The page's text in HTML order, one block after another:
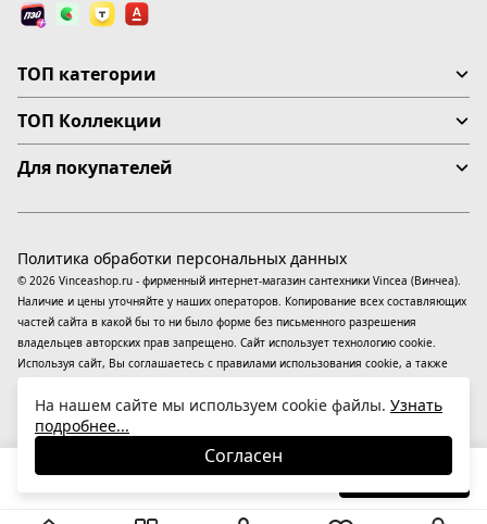
9 690₽ В корзину
ТОП категории
ТОП Коллекции
Для покупателей
© 2026 Vinceashop.ru - фирменный интернет-магазин сантехники Vincea (Винчеа).
Наличие и цены уточняйте у наших операторов. Копирование всех составляющих
частей сайта в какой бы то ни было форме без письменного разрешения
владельцев авторских прав запрещено. Сайт использует технологию cookie.
Используя сайт, Вы соглашаетесь с правилами использования cookie, а также
применяютсярекомендательные технологии(информационные технологии
предоставления информации на основе сбора, систематизации и анализа
сведений, относящихся к предпочтениям пользователей сети «Интернет»,
находящихся на территории Российской Федерации).
Политика обработки персональных данных
На нашем сайте мы используем cookie файлы. Узнать
подробнее...
Согласен